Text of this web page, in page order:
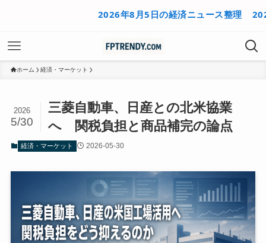
2026年8月5日の経済ニュース整理 2026年8月
ホーム 経済・マーケット
三菱自動車、日産との北米協業
へ 関税負担と商品補完の論点
2026
5/30
経済・マーケット 2026-05-30